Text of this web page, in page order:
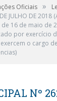
Oficiais »
JULHO DE
de 16 de maio de
por exercício
o cargo
Nº